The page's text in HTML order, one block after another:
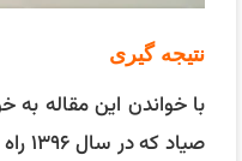
نتیجه گیری
با خواندن این مقاله
صیاد